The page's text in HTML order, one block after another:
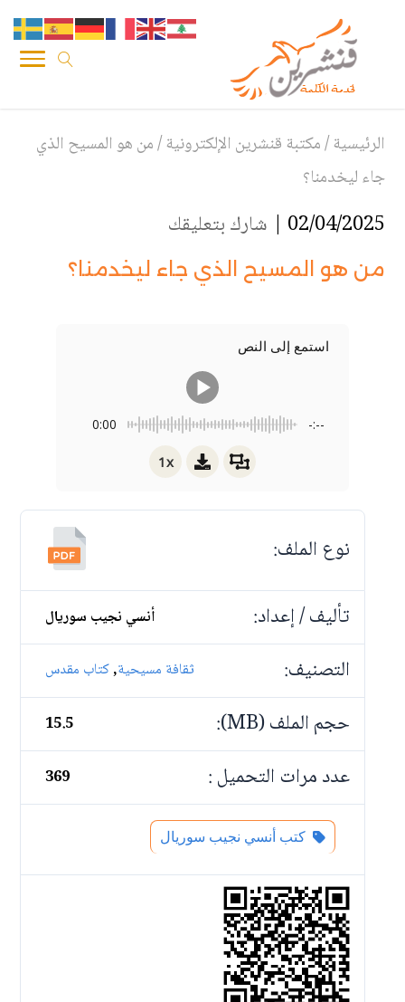
الرئيسية/مكتبة قنشرين الإلكترونية/من هو المسيح الذي
جاء ليخدمنا؟
02/04/2025 | شارك بتعليقك
من هو المسيح الذي جاء ليخدمنا؟
استمع إلى النص
0:00 -:--
1x
نوع الملف:
تأليف / إعداد:
أنسي نجيب سوريال
التصنيف: ثقافة مسيحية,كتاب مقدس
حجم الملف (MB): 15.5
عدد مرات التحميل : 369
كتب أنسي نجيب سوريال